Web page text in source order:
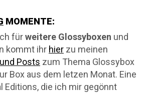
MOMENTE:
fürweitere Glossyboxen und
kommt ihr hier zu meinen
Posts zum Thema Glossybox
Box aus dem letzen Monat. Eine
Editions, die ich mir gegönnt